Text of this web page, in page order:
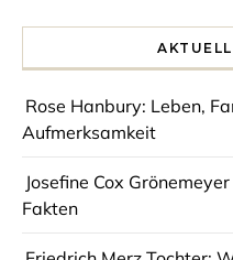
Rose Hanbury: Leben,
Aufmerksamkeit
Josefine Cox
Fakten